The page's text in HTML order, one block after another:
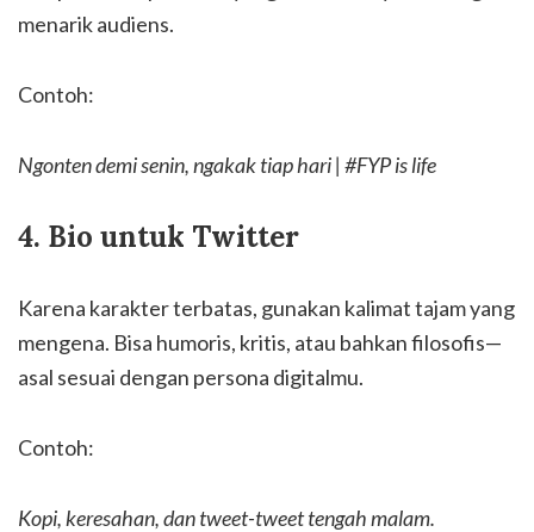
menarik audiens.
Contoh:
Ngonten demi senin, ngakak tiap hari | #FYP is life
4. Bio untuk Twitter
Karena karakter terbatas, gunakan kalimat tajam yang
mengena. Bisa humoris, kritis, atau bahkan filosofis—
asal sesuai dengan persona digitalmu.
Contoh:
Kopi, keresahan, dan tweet-tweet tengah malam.